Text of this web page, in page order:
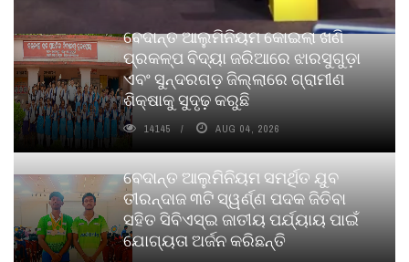
ବେଦାନ୍ତ ଆଲୁମିନିୟମ କୋଇଲା ଖଣି
ପ୍ରକଳ୍ପ ବିଦ୍ୟା ଜରିଆରେ ଝାରସୁଗୁଡ଼ା
ଏବଂ ସୁନ୍ଦରଗଡ଼ ଜିଲ୍ଲାରେ ଗ୍ରାମୀଣ
ଶିକ୍ଷାକୁ ସୁଦୃଢ଼ କରୁଛି
14145 AUG 04, 2026
ବେଦାନ୍ତ ଆଲୁମିନିୟମ ସମର୍ଥିତ ଯୁବ
ତୀରନ୍ଦାଜ ୩ଟି ସ୍ୱର୍ଣ୍ଣ ପଦକ ଜିତିବା
ସହିତ ସିବିଏସ୍ଇ ଜାତୀୟ ପର୍ଯ୍ୟାୟ ପାଇଁ
ଯୋଗ୍ୟତା ଅର୍ଜନ କରିଛନ୍ତି